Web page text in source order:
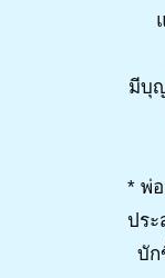
มีบุ
* พ่
ประ
บัก